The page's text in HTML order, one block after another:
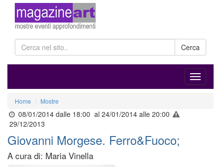
Cerca
Home Mostre
08/01/2014 dalle 18:00 al 24/01/2014 alle 20:00
29/12/2013
Giovanni Morgese. Ferro&Fuoco;
A cura di: Maria Vinella